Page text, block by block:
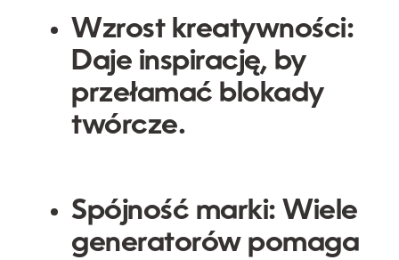
Wzrost kreatywności:
Daje inspirację, by
przełamać blokady
twórcze.
Spójność marki: Wiele
generatorów pomaga